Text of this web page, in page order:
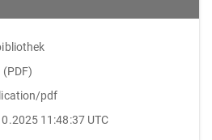
(PDF)
pdf
11:48:37 UTC